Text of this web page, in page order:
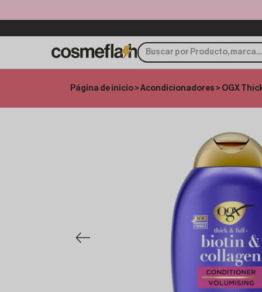
Página de inicio > Acondicionadores > OGX